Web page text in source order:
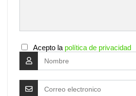
Acepto la política de privacidad